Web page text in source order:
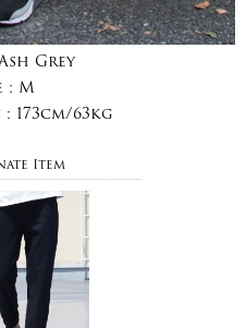
Grey
: M
: 173cm/63kg
Item